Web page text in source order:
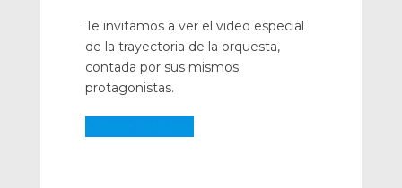
Te invitamos a ver el video especial
de la trayectoria de la orquesta,
contada por sus mismos
protagonistas.